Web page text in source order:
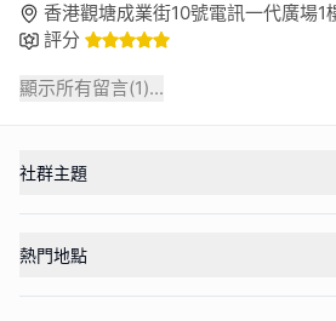
香港觀塘成業街10號電訊一代廣場1
評分
顯示所有留言(1)...
社群主題
熱門地點